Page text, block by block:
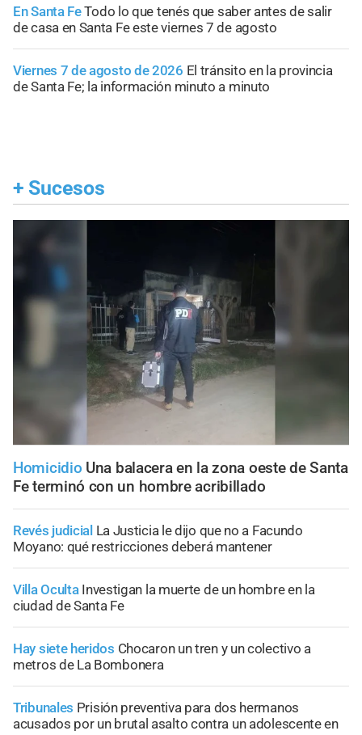
En Santa FeTodo lo que tenés que saber antes de salir
de casa en Santa Fe este viernes 7 de agosto
Viernes 7 de agosto de 2026 El tránsito en la provincia
de Santa Fe; la información minuto a minuto
+ Sucesos
Homicidio Una balacera en la zona oeste de Santa
Fe terminó con un hombre acribillado
Revés judicial La Justicia le dijo que no a Facundo
Moyano: qué restricciones deberá mantener
Villa Oculta Investigan la muerte de un hombre en la
ciudad de Santa Fe
Hay siete heridos Chocaron un tren y un colectivo a
metros de La Bombonera
Tribunales Prisión preventiva para dos hermanos
acusados por un brutal asalto contra un adolescente en